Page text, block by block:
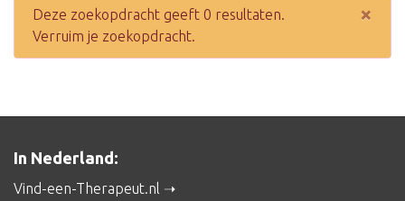
Deze zoekopdracht geeft 0 resultaten.
Verruim je zoekopdracht.
×
In Nederland:
Vind-een-Therapeut.nl